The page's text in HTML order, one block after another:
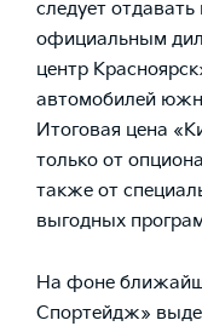
следует
официальным
центр
автомобилей
Итоговая цена
только от
также от
выгодных
На фоне
Спортейдж»